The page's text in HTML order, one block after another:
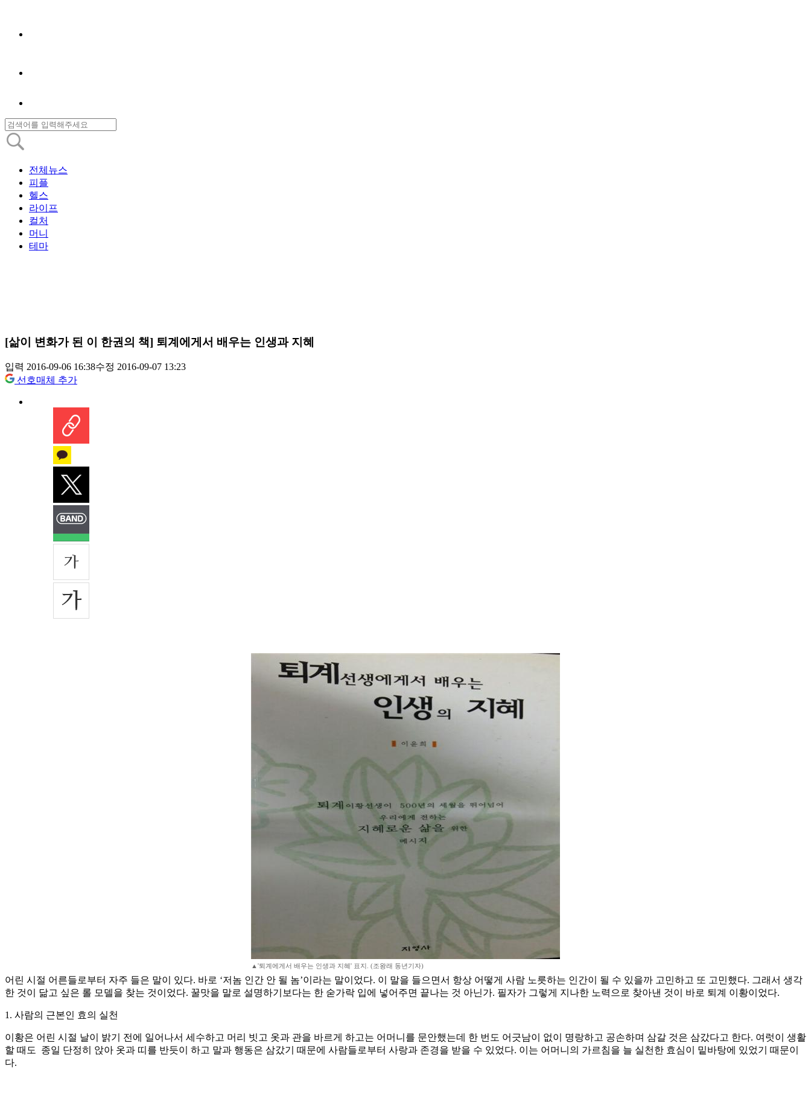
전체뉴스
피플
헬스
라이프
컬처
머니
테마
[삶이 변화가 된 이 한권의 책] 퇴계에게서 배우는 인생과 지혜
입력 2016-09-06 16:38수정 2016-09-07 13:23
선호매체 추가
▲'퇴계에게서 배우는 인생과 지혜' 표지. (조왕래 동년기자)
어린 시절 어른들로부터 자주 들은 말이 있다. 바로 ‘저놈 인간 안 될 놈’이라는 말이었다. 이 말을 들으면서 항상 어떻게 사람 노릇하는 인간이 될 수 있을까 고민하고 또 고민했다. 그래서 생각
한 것이 닮고 싶은 롤 모델을 찾는 것이었다. 꿀맛을 말로 설명하기보다는 한 숟가락 입에 넣어주면 끝나는 것 아닌가. 필자가 그렇게 지나한 노력으로 찾아낸 것이 바로 퇴계 이황이었다.
1. 사람의 근본인 효의 실천
이황은 어린 시절 날이 밝기 전에 일어나서 세수하고 머리 빗고 옷과 관을 바르게 하고는 어머니를 문안했는데 한 번도 어긋남이 없이 명랑하고 공손하며 삼갈 것은 삼갔다고 한다. 여럿이 생활
할 때도 종일 단정히 앉아 옷과 띠를 반듯이 하고 말과 행동은 삼갔기 때문에 사람들로부터 사랑과 존경을 받을 수 있었다. 이는 어머니의 가르침을 늘 실천한 효심이 밑바탕에 있었기 때문이
다.